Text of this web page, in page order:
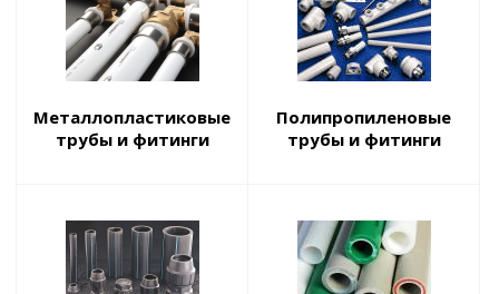
Металлопластиковые
трубы и фитинги
Полипропиленовые
трубы и фитинги